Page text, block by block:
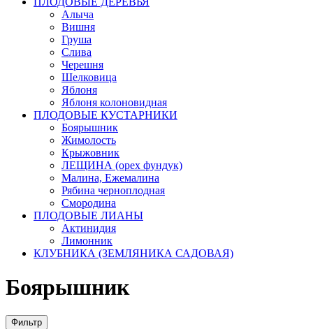
Алыча
Вишня
Груша
Слива
Черешня
Шелковица
Яблоня
Яблоня колоновидная
ПЛОДОВЫЕ КУСТАРНИКИ
Боярышник
Жимолость
Крыжовник
ЛЕЩИНА (орех фундук)
Малина, Ежемалина
Рябина черноплодная
Смородина
ПЛОДОВЫЕ ЛИАНЫ
Актинидия
Лимонник
КЛУБНИКА (ЗЕМЛЯНИКА САДОВАЯ)
Боярышник
Фильтр